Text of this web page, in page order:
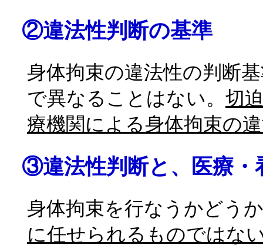
②違法性判断の基準
身体拘束の違法性の判断
で異なることはない。 切
療機関による身体拘束の
③違法性判断と、医療・
身体拘束を行なうかどう
に任せられるものではな